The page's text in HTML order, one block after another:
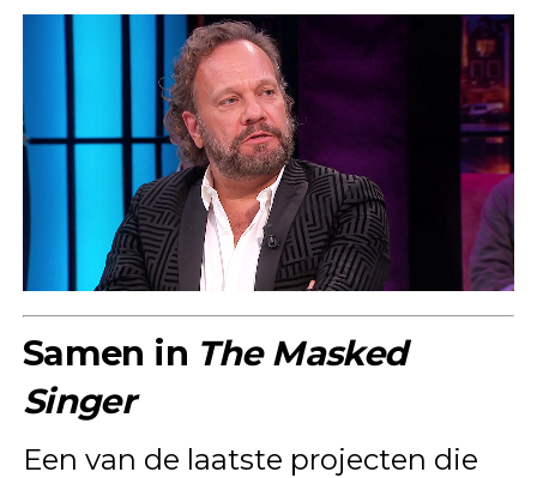
Samen in The Masked
Singer
Een van de laatste projecten die